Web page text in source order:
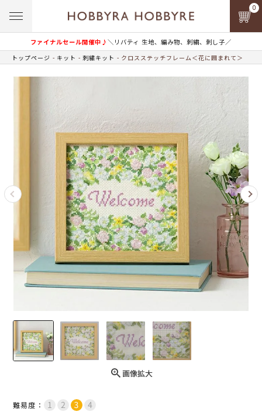
ファイナルセール開催中♪＼リバティ 生地、編み物、刺繍、刺し子／
0
トップページ キット 刺繍キット クロスステッチフレーム＜花に囲まれて＞
画像拡大
難易度：